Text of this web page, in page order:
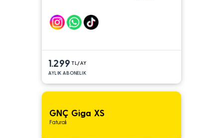
1.299 TL/AY
AYLIK ABONELIK
GNÇ Giga XS
Faturalı